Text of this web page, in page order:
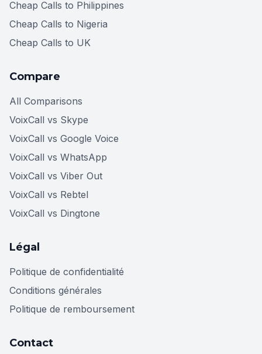
Cheap Calls to Philippines
Cheap Calls to Nigeria
Cheap Calls to UK
Compare
All Comparisons
VoixCall vs Skype
VoixCall vs Google Voice
VoixCall vs WhatsApp
VoixCall vs Viber Out
VoixCall vs Rebtel
VoixCall vs Dingtone
Légal
Politique de confidentialité
Conditions générales
Politique de remboursement
Contact